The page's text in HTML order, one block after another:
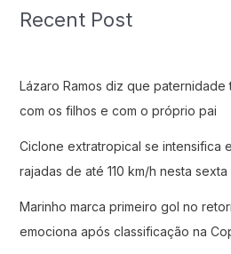
Recent Post
Lázaro Ramos diz que paternidade
com os filhos e com o próprio pai
Ciclone extratropical se intensifica
rajadas de até 110 km/h nesta sexta
Marinho marca primeiro gol no
emociona após classificação na